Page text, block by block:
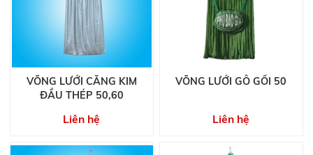
VÕNG LƯỚI CĂNG KIM
ĐẦU THÉP 50,60
Liên hệ
VÕNG LƯỚI GỖ GỐI 50
Liên hệ